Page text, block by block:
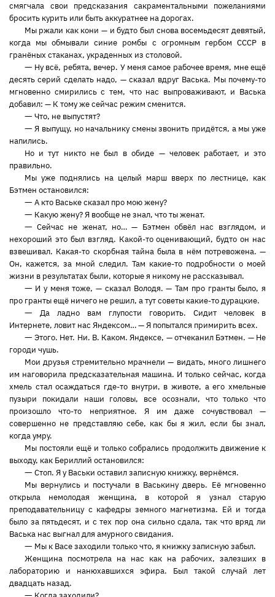
смягчала свои предсказания сакраментальными пожеланиями
бросить курить или быть аккуратнее на дорогах.
Мы ржали как кони — и будто был снова восемьдесят девятый,
когда мы обмывали синие ромбы с огромным гербом СССР в
гранёных стаканах, украденных из столовой.
— Ну всё, ребята, вечер. У меня самое рабочее время, мне ещё
десять серий сделать надо, — сказал вдруг Васька. Мы почему-то
мгновенно смирились с тем, что нас выпроваживают, и Васька
добавил: — К тому же сейчас режим сменится.
— Что, не выпустят?
—Я выпущу, но начальнику смены звонить придётся, а мы уже
напились.
Но и тут никто не был в обиде — человек работает, и это
правильно.
Мы уже поднялись на целый марш вверх по лестнице, как
Бэтмен остановился:
— А кто Ваське сказал про мою жену?
— Какую жену? Я вообще не знал, что ты женат.
— Сейчас не женат, но… — Бэтмен обвёл нас взглядом, и
нехороший это был взгляд. Какой-то оценивающий, будто он нас
взвешивал. Какая-то скорбная тайна была в нём потревожена. —
Он, кажется, за мной следил. Там какие-то подробности о моей
жизни в результатах были, которые я никому не рассказывал.
— И у меня тоже, — сказал Володя. — Там про гранты было, я
про гранты ещё ничего не решил, а тут советы какие-то дурацкие.
—
Да ладно вам глупости говорить. Сидит человек в
Интернете, ловит нас Яндексом… — Я попытался примирить всех.
— Этого. Нет. Ни. В. Каком. Яндексе, — отчеканил Бэтмен. — Не
городи чушь.
Мои друзья стремительно мрачнели — видать, много лишнего
им наговорила предсказательная машина. И только сейчас, когда
хмель стал осаждаться где-то внутри, в животе, а его хмельные
пузыри покидали наши головы, все осознали, что только что
произошло что-то неприятное. Я им даже сочувствовал —
совершенно не представляю себе, как бы я жил, если бы знал,
когда умру.
Мы постояли ещё и только собрались продолжить движение к
выходу, как Бериллий остановился:
— Стоп. Я у Васьки оставил записную книжку, вернёмся.
Мы вернулись и постучали в Васькину дверь. Её мгновенно
открыла немолодая женщина, в которой я узнал старую
преподавательницу с кафедры земного магнетизма. Ей и тогда
было за пятьдесят, и с тех пор она сильно сдала, так что вряд ли
Васька нас выгнал для амурного свидания.
— Мы к Васе заходили только что, я книжку записную забыл.
Женщина посмотрела на нас как на рабочих, залезших в
лабораторию и нанюхавшихся эфира. Был такой случай лет
двадцать назад.
—